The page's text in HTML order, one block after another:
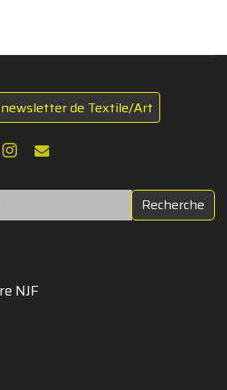
de Textile/Art
Recherche
NJF